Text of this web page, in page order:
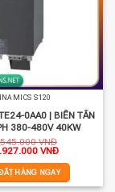
S120
0AA0 | BIẾN TẦN
380-480V 40KW
VNĐ
VNĐ.
VNĐGiá
tại
là:
33.927.000
HÀNG NGAY